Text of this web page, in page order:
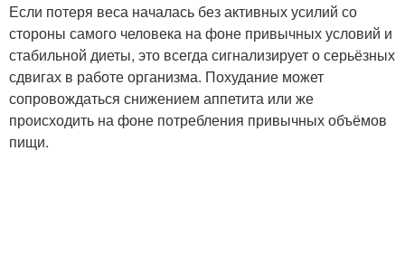
Если потеря веса началась без активных усилий со
стороны самого человека на фоне привычных условий и
стабильной диеты, это всегда сигнализирует о серьёзных
сдвигах в работе организма. Похудание может
сопровождаться снижением аппетита или же
происходить на фоне потребления привычных объёмов
пищи.